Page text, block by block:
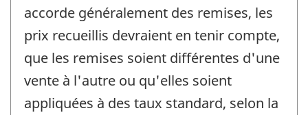
accorde généralement des remises, les
prix recueillis devraient en tenir compte,
que les remises soient différentes d'une
vente à l'autre ou qu'elles soient
appliquées à des taux standard, selon la